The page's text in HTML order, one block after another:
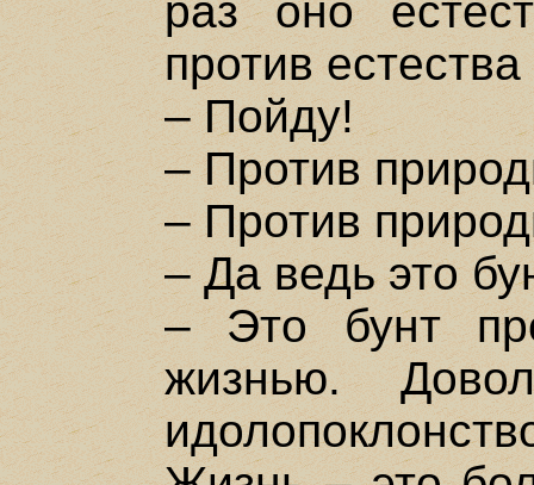
раз оно
против
– Пойду!
– Против
– Против
– Да ведь это
– Это бунт
жизнью.